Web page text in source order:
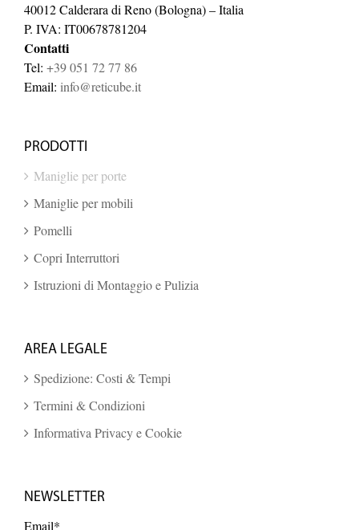
40012 Calderara di Reno (Bologna) – Italia
P. IVA: IT00678781204
Contatti
Tel: +39 051 72 77 86
Email: info@reticube.it
PRODOTTI
Maniglie per porte
Maniglie per mobili
Pomelli
Copri Interruttori
Istruzioni di Montaggio e Pulizia
AREA LEGALE
Spedizione: Costi & Tempi
Termini & Condizioni
Informativa Privacy e Cookie
NEWSLETTER
Email*